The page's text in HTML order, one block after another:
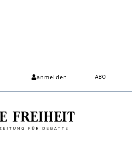
anmelden ABO